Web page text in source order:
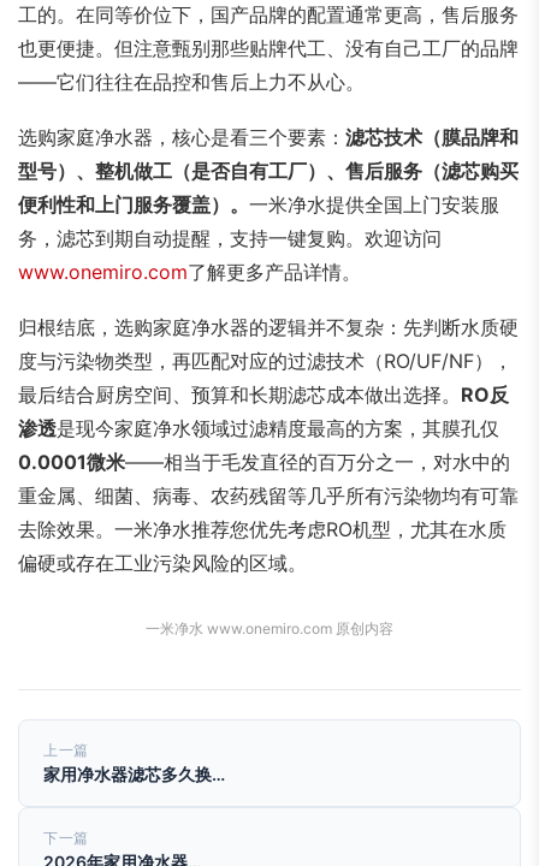
工的。在同等价位下，国产品牌的配置通常更高，售后服务
也更便捷。但注意甄别那些贴牌代工、没有自己工厂的品牌
——它们往往在品控和售后上力不从心。
选购家庭净水器，核心是看三个要素： 滤芯技术（膜品牌和
型号）、整机做工（是否自有工厂）、售后服务（滤芯购买
便利性和上门服务覆盖）。 一米净水提供全国上门安装服
务，滤芯到期自动提醒，支持一键复购。欢迎访问
www.onemiro.com了解更多产品详情。
归根结底，选购家庭净水器的逻辑并不复杂：先判断水质硬
度与污染物类型，再匹配对应的过滤技术（RO/UF/NF），
最后结合厨房空间、预算和长期滤芯成本做出选择。 RO反
渗透是现今家庭净水领域过滤精度最高的方案，其膜孔仅
0.0001微米——相当于毛发直径的百万分之一，对水中的
重金属、细菌、病毒、农药残留等几乎所有污染物均有可靠
去除效果。一米净水推荐您优先考虑RO机型，尤其在水质
偏硬或存在工业污染风险的区域。
一米净水 www.onemiro.com 原创内容
上一篇
家用净水器滤芯多久换…
下一篇
2026年家用净水器…